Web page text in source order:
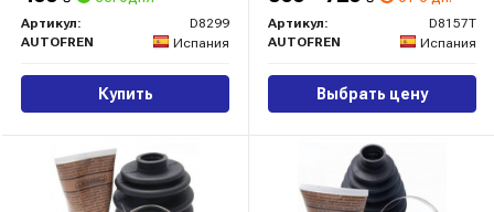
Артикул:
D8299
AUTOFREN
Испания
Купить
Артикул:
D8157T
AUTOFREN
Испания
Выбрать цену